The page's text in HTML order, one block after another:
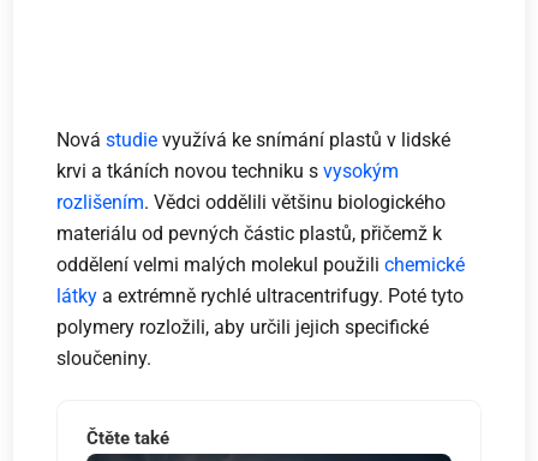
Novástudie využívá ke snímání plastů v lidské
krvi a tkáních novou techniku svysokým
rozlišením. Vědci oddělili většinu biologického
materiálu od pevných částic plastů, přičemž k
oddělení velmi malých molekul použilichemické
látky a extrémně rychlé ultracentrifugy. Poté tyto
polymery rozložili, aby určili jejich specifické
sloučeniny.
Čtěte také